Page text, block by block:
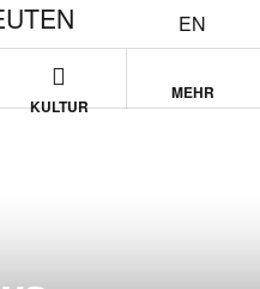
EN
KULTUR
MEHR